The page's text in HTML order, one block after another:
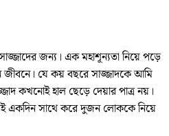
জন্য। এক মহাশূন্যতা নিয়ে পড়ে
জীবনে। যে কয় বছরে সাজ্জাদকে আমি
কখনোই হাল ছেড়ে দেয়ার পাত্র নয়।
একদিন সাথে করে দুজন লোককে নিয়ে